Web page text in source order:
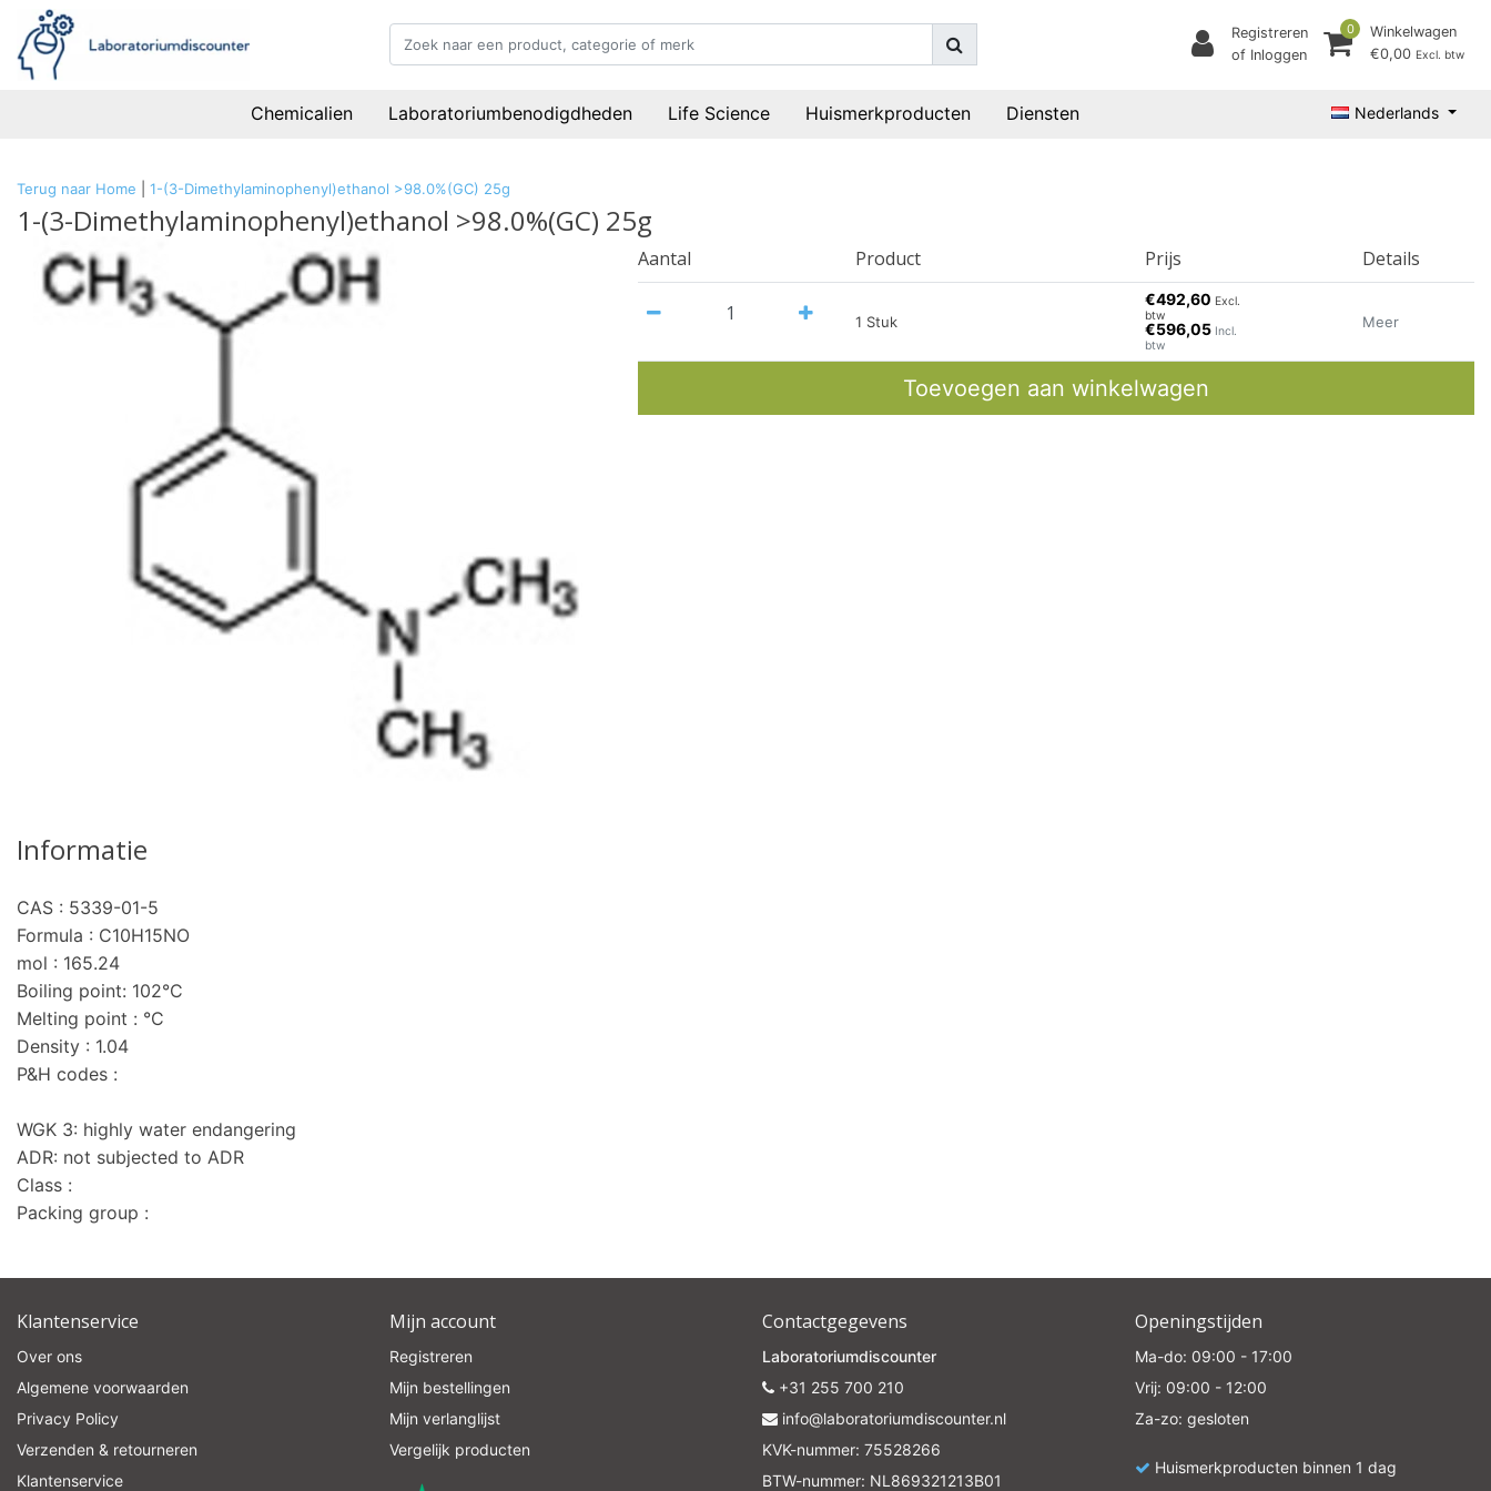
Registreren
of Inloggen
0
Winkelwagen
€0,00 Excl. btw
Chemicalien Laboratoriumbenodigdheden Life Science Huismerkproducten Diensten Nederlands
Terug naar Home 1-(3-Dimethylaminophenyl)ethanol >98.0%(GC) 25g
1-(3-Dimethylaminophenyl)ethanol >98.0%(GC) 25g
Aantal Product Prijs Details
1 Stuk
€492,60 Excl.
btw
€596,05 Incl.
btw
Meer
Toevoegen aan winkelwagen
Informatie
CAS : 5339-01-5
Formula : C10H15NO
mol : 165.24
Boiling point: 102°C
Melting point : °C
Density : 1.04
P&H codes :
WGK 3: highly water endangering
ADR: not subjected to ADR
Class :
Packing group :
Klantenservice
Over ons
Algemene voorwaarden
Privacy Policy
Verzenden & retourneren
Klantenservice
Mijn account
Registreren
Mijn bestellingen
Mijn verlanglijst
Vergelijk producten
Contactgegevens
Laboratoriumdiscounter
+31 255 700 210
info@laboratoriumdiscounter.nl
KVK-nummer: 75528266
BTW-nummer: NL869321213B01
Openingstijden
Ma-do: 09:00 - 17:00
Vrij: 09:00 - 12:00
Za-zo: gesloten
Huismerkproducten binnen 1 dag